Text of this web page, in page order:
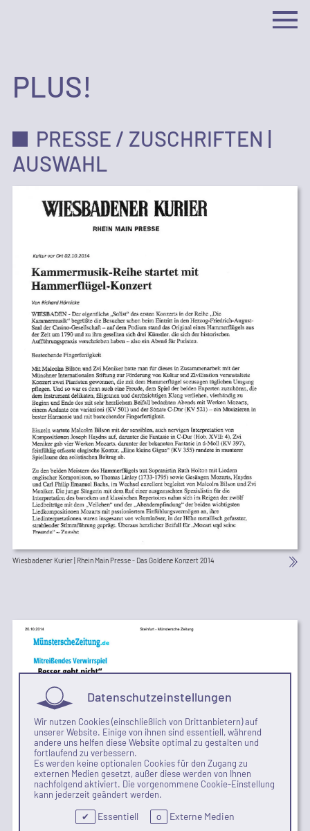
PLUS!
PRESSE / ZUSCHRIFTEN |
AUSWAHL
Wiesbadener Kurier | Rhein Main Presse - Das Goldene Konzert 2014
Datenschutzeinstellungen
Wir nutzen Cookies (einschließlich von Drittanbietern) auf
unserer Website. Einige von ihnen sind essentiell, während
andere uns helfen diese Website optimal zu gestalten und
fortlaufend zu verbessern.
Es werden keine optionalen Cookies für den Zugang zu
externen Medien gesetzt, außer diese werden von Ihnen
nachfolgend aktiviert. Die vorgenommene Cookie-Einstellung
kann jederzeit geändert werden.
✔ Essentiell o Externe Medien